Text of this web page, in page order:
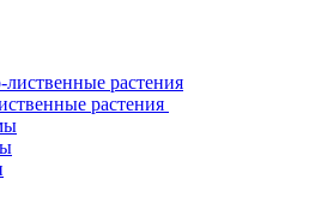
растения